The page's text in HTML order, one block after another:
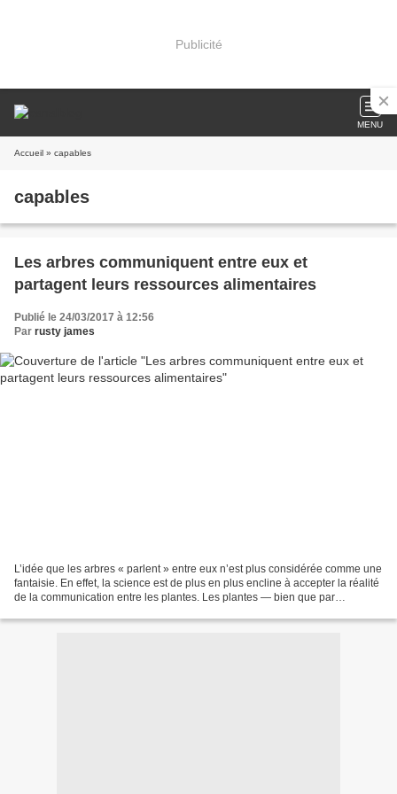
Publicité
MENU
Accueil » capables
capables
Les arbres communiquent entre eux et
partagent leurs ressources alimentaires
Publié le 24/03/2017 à 12:56
Par rusty james
L’idée que les arbres « parlent » entre eux n’est plus considérée comme une
fantaisie. En effet, la science est de plus en plus encline à accepter la réalité
de la communication entre les plantes. Les plantes — bien que par